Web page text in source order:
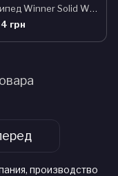
Велосипед Winner Solid WRX 29 2024 M серый
грн
производство